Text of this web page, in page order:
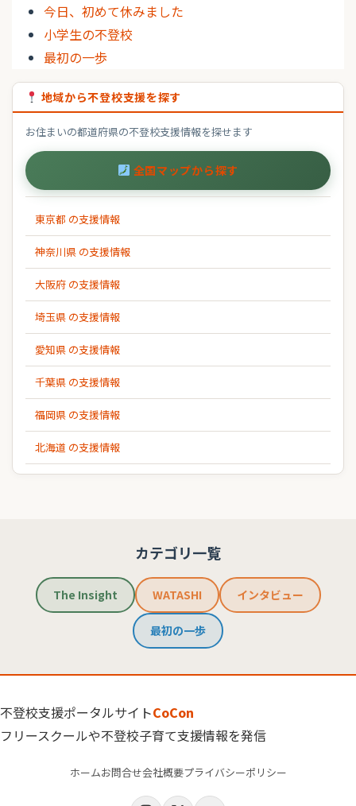
今日、初めて休みました
小学生の不登校
最初の一歩
地域から不登校支援を探す
お住まいの都道府県の不登校支援情報を探せます
全国マップから探す
東京都 の支援情報
神奈川県 の支援情報
大阪府 の支援情報
埼玉県 の支援情報
愛知県 の支援情報
千葉県 の支援情報
福岡県 の支援情報
北海道 の支援情報
カテゴリ一覧
The Insight WATASHI インタビュー
最初の一歩
不登校支援ポータルサイトCoCon
フリースクールや不登校子育て支援情報を発信
ホームお問合せ会社概要プライバシーポリシー